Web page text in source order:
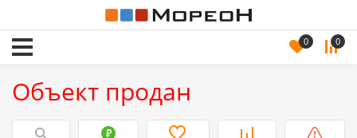
0 0
Объект продан